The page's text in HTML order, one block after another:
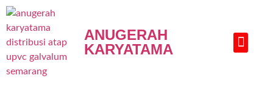
ANUGERAH
KARYATAMA